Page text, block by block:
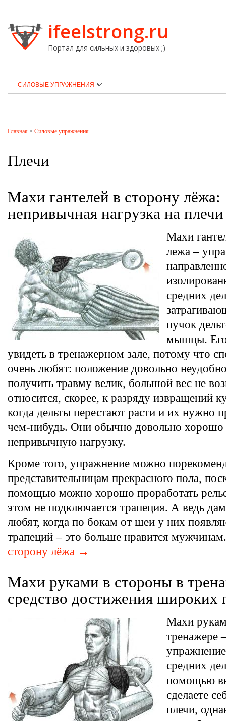
ifeelstrong.ru
Портал для сильных и здоровых ;)
СИЛОВЫЕ УПРАЖНЕНИЯ
Главная > Силовые упражнения
Плечи
Махи гантелей в сторону лёжа:
непривычная нагрузка на плечи
Махи
лежа –
средних
пучок
мышцы.
увидеть в тренажерном зале, потому что
очень любят: положение довольно
получить травму велик, большой вес не
относится, скорее, к разряду извращений
когда дельты перестают расти и их нужно
чем-нибудь. Они обычно довольно хорошо
непривычную нагрузку.
Кроме того, упражнение можно
представительницам прекрасного пола,
помощью можно хорошо проработать
этом не подключается трапеция. А ведь
любят, когда по бокам от шеи у них
трапеций – это больше нравится
сторону лёжа →
Махи руками в стороны в
средство достижения широких
Махи
тренажере
средних
помощью
сделаете
плечи,